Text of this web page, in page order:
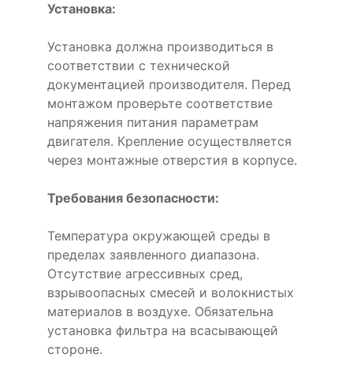
Установка:
Установка должна производиться в
соответствии с технической
документацией производителя. Перед
монтажом проверьте соответствие
напряжения питания параметрам
двигателя. Крепление осуществляется
через монтажные отверстия в корпусе.
Требования безопасности:
Температура окружающей среды в
пределах заявленного диапазона.
Отсутствие агрессивных сред,
взрывоопасных смесей и волокнистых
материалов в воздухе. Обязательна
установка фильтра на всасывающей
стороне.